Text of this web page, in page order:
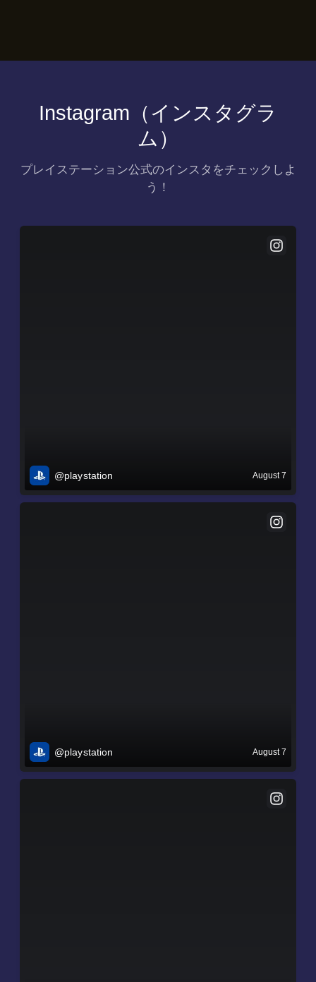
Instagram（インスタグラ
ム）
プレイステーション公式のインスタをチェックしよ
う！
@playstation August 7
@playstation August 7